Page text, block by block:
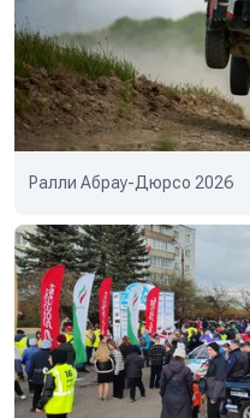
Ралли Абрау-Дюрсо 2026